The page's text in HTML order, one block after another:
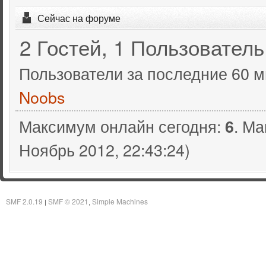
Сейчас на форуме
2 Гостей, 1 Пользователь
Пользователи за последние 60
Noobs
Максимум онлайн сегодня: 6.
Ноябрь 2012, 22:43:24)
SMF 2.0.19 | SMF © 2021 Simple Machines